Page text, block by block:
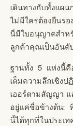
เดินทางกับทั้งแผ
ไม่มีใครต้องยืนร
นี่มีใบอนุญาตสำห
ลูกค้าคุณเป็นอันดั
ฐานทั้ง 5 แห่งนี้คื
เต็มความลึกเชิง
เออร์ตามสัญญา แ
อยู่แค่ชื่อข้างต้น:
นี้ได้ทุกที่ในประ